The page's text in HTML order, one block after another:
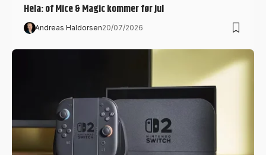
Hela: of Mice & Magic kommer før jul
Andreas Haldorsen20/07/2026